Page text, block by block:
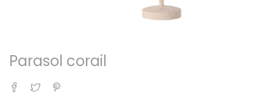
Parasol corail
Partager
Tweet